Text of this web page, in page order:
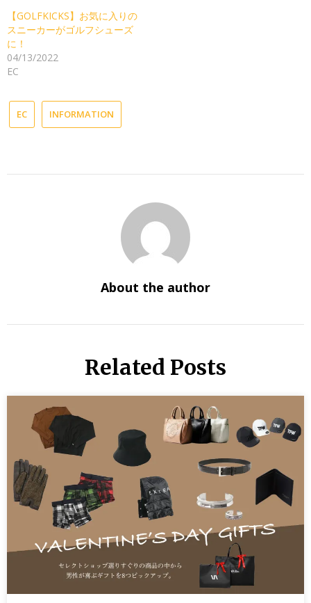
【GOLFKICKS】お気に入りの
スニーカーがゴルフシューズ
に！
04/13/2022
EC
EC INFORMATION
About the author
Related Posts